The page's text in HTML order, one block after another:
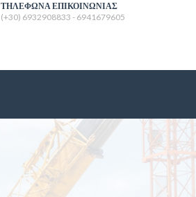
ΤΗΛΈΦΩΝΑ ΕΠΙΚΟΙΝΩΝΊΑΣ
(+30) 6932908833 - 6941679605